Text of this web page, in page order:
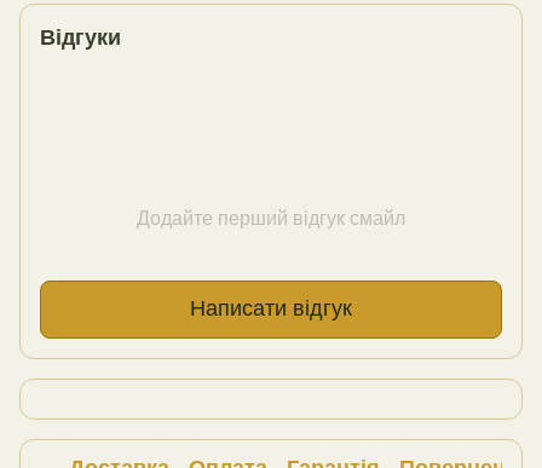
Відгуки
Додайте перший відгук смайл
Написати відгук